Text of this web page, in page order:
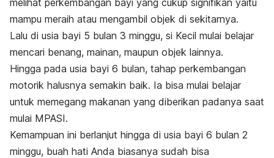
mampu meraih atau mengambil objek di sekitarnya.
Lalu di usia bayi 5 bulan 3 minggu, si Kecil mulai belajar
mencari benang, mainan, maupun objek lainnya.
Hingga pada usia bayi 6 bulan, tahap perkembangan
motorik halusnya semakin baik. Ia bisa mulai belajar
untuk memegang makanan yang diberikan padanya saat
mulai MPASI.
Kemampuan ini berlanjut hingga di usia bayi 6 bulan 2
minggu, buah hati Anda biasanya sudah bisa